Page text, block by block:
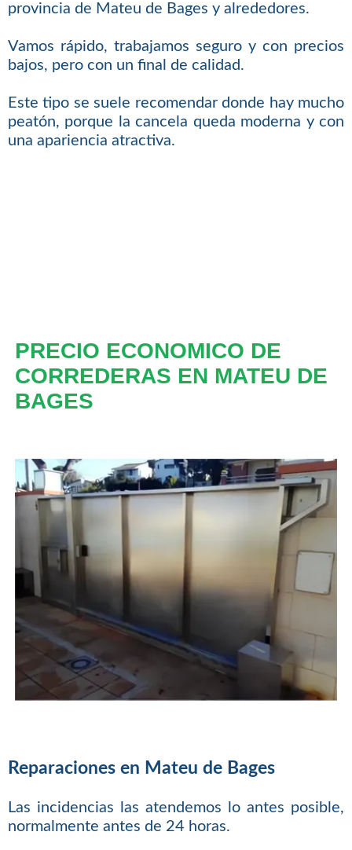
provincia de Mateu de Bages y alrededores.
Vamos rápido, trabajamos seguro y con precios
bajos, pero con un final de calidad.
Este tipo se suele recomendar donde hay mucho
peatón, porque la cancela queda moderna y con
una apariencia atractiva.
PRECIO ECONOMICO DE
CORREDERAS EN MATEU DE
BAGES
Reparaciones en Mateu de Bages
Las incidencias las atendemos lo antes posible,
normalmente antes de 24 horas.